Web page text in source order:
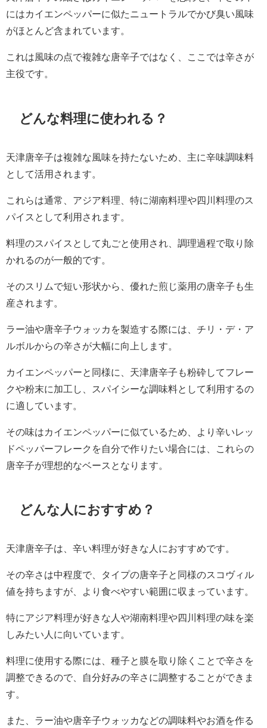
にはカイエンペッパーに似たニュートラルでかび臭い風味
がほとんど含まれています。
これは風味の点で複雑な唐辛子ではなく、ここでは辛さが
主役です。
どんな料理に使われる？
天津唐辛子は複雑な風味を持たないため、主に辛味調味料
として活用されます。
これらは通常、アジア料理、特に湖南料理や四川料理のス
パイスとして利用されます。
料理のスパイスとして丸ごと使用され、調理過程で取り除
かれるのが一般的です。
そのスリムで短い形状から、優れた煎じ薬用の唐辛子も生
産されます。
ラー油や唐辛子ウォッカを製造する際には、チリ・デ・ア
ルボルからの辛さが大幅に向上します。
カイエンペッパーと同様に、天津唐辛子も粉砕してフレー
クや粉末に加工し、スパイシーな調味料として利用するの
に適しています。
その味はカイエンペッパーに似ているため、より辛いレッ
ドペッパーフレークを自分で作りたい場合には、これらの
唐辛子が理想的なベースとなります。
どんな人におすすめ？
天津唐辛子は、辛い料理が好きな人におすすめです。
その辛さは中程度で、タイプの唐辛子と同様のスコヴィル
値を持ちますが、より食べやすい範囲に収まっています。
特にアジア料理が好きな人や湖南料理や四川料理の味を楽
しみたい人に向いています。
料理に使用する際には、種子と膜を取り除くことで辛さを
調整できるので、自分好みの辛さに調整することができま
す。
また、ラー油や唐辛子ウォッカなどの調味料やお酒を作る